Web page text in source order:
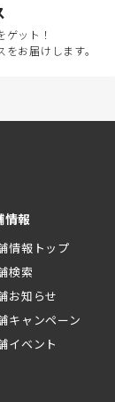
ット！
お届けします。
情報
情報トップ
検索
お知らせ
キャンペーン
イベント